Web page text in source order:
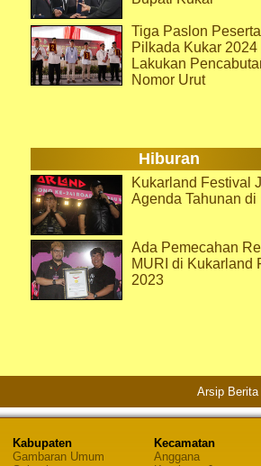
Tiga Paslon Peserta
Pilkada Kukar 2024
Lakukan
Nomor Urut
Hiburan
Kukarland Festival
Agenda Tahunan di
Ada Pemecahan
MURI di Kukarland
2023
Arsip Berita
Kabupaten
Gambaran Umum
Kecamatan
Anggana